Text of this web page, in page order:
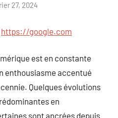
27, 2024
https://google.com
est en constante
enthousiasme accentué
Quelques évolutions
en
sont ancrées depuis